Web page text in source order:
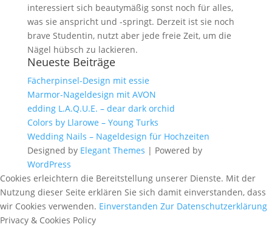
interessiert sich beautymäßig sonst noch für alles,
was sie anspricht und -springt. Derzeit ist sie noch
brave Studentin, nutzt aber jede freie Zeit, um die
Nägel hübsch zu lackieren.
Neueste Beiträge
Fächerpinsel-Design mit essie
Marmor-Nageldesign mit AVON
edding L.A.Q.U.E. – dear dark orchid
Colors by Llarowe – Young Turks
Wedding Nails – Nageldesign für Hochzeiten
Designed by Elegant Themes | Powered by
WordPress
Cookies erleichtern die Bereitstellung unserer Dienste. Mit der
Nutzung dieser Seite erklären Sie sich damit einverstanden, dass
wir Cookies verwenden. Einverstanden Zur Datenschutzerklärung
Privacy & Cookies Policy